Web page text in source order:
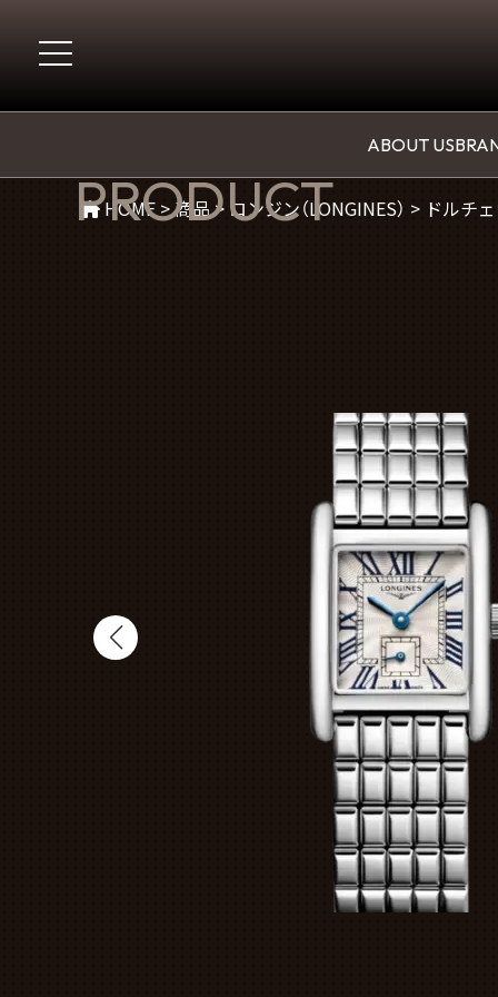
ABOUT US
PRODUCT
HOME>商品> ロンジン（LONGINES） > ドルチ